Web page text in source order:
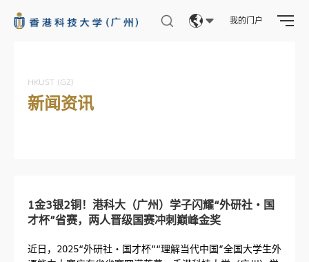
我的门户
HKUST (GZ)
新闻资讯
1金3银2铜！港科大（广州）学子闪耀“外研社・国
才杯”省赛，两人晋级国赛冲刺巅峰金奖
近日，2025“外研社・国才杯”“理解当代中国”全国大学生外